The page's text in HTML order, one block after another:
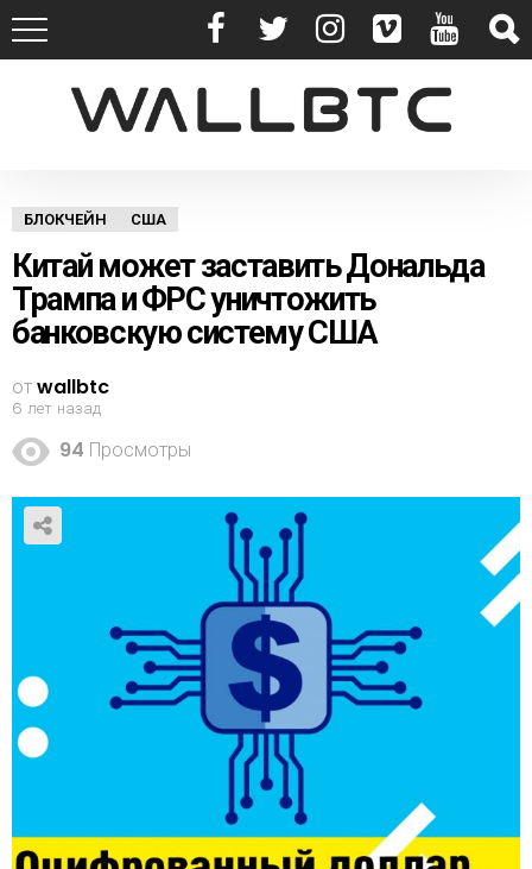
БЛОКЧЕЙН США
Китай может заставить Дональда
Трампа и ФРС уничтожить
банковскую систему США
отwallbtc
6 лет назад
94 Просмотры